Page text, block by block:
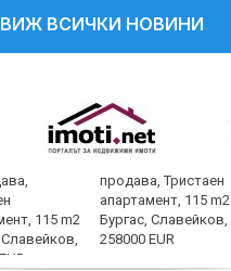
ВИЖ ВСИЧКИ НОВИНИ
продава, Тристаен
апартамент, 115 m2
Бургас, Славейков,
258000 EUR